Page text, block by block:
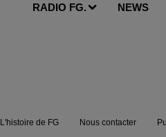
RADIO FG. NEWS
L'histoire de FG Nous contacter